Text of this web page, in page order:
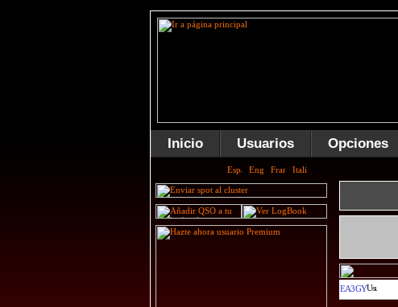
Inicio Usuarios Opciones
EA3GY